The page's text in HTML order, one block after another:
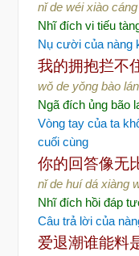
nǐ de wéi xiào
Nhĩ đích vi tiếu
Nụ cười của nàng
我的拥抱拦不
wǒ de yǒng bào
Ngã đích ủng bão
Vòng tay của ta
cuối cùng
你的回答像无
nǐ de huí dá xiàng
Nhĩ đích hồi đáp
Câu trả lời của
爱退潮谁能料